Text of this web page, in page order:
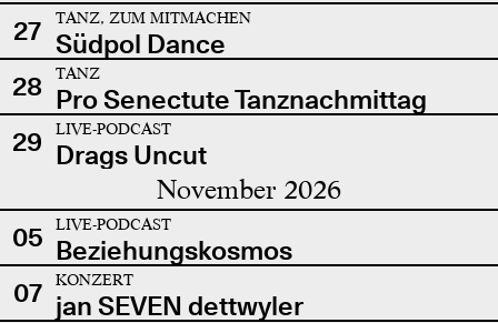
27 TANZ, ZUM MITMACHEN
Südpol Dance
28
TANZ
Pro Senectute Tanznachmittag
29
LIVE-PODCAST
Drags Uncut
November 2026
05 LIVE-PODCAST
Beziehungskosmos
07
KONZERT
jan SEVEN dettwyler